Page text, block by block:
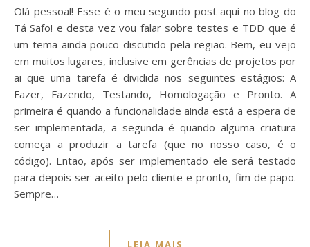
Olá pessoal! Esse é o meu segundo post aqui no blog do
Tá Safo! e desta vez vou falar sobre testes e TDD que é
um tema ainda pouco discutido pela região. Bem, eu vejo
em muitos lugares, inclusive em gerências de projetos por
ai que uma tarefa é dividida nos seguintes estágios: A
Fazer, Fazendo, Testando, Homologação e Pronto. A
primeira é quando a funcionalidade ainda está a espera de
ser implementada, a segunda é quando alguma criatura
começa a produzir a tarefa (que no nosso caso, é o
código). Então, após ser implementado ele será testado
para depois ser aceito pelo cliente e pronto, fim de papo.
Sempre…
LEIA MAIS